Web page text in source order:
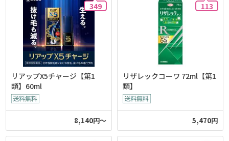
349
リアップX5チャージ【第1
類】60ml
8,140円～
113
リザレックコーワ 72ml【第1
類】
5,470円